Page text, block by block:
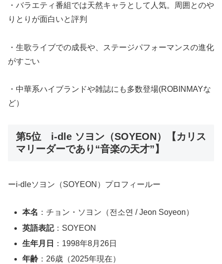
・バラエティ番組では天然キャラとして人気。周囲とのや
りとりが面白いと評判
・生歌ライブでの成長や、ステージパフォーマンスの進化
がすごい
・中華系ハイブランドや雑誌にも多数登場(ROBINMAYな
ど）
第5位 i-dle ソヨン（SOYEON）【カリス
マリーダーであり“音楽の天才”】
ーi-dleソヨン（SOYEON）プロフィールー
本名 ：チョン・ソヨン（전소연 / Jeon Soyeon）
英語表記：SOYEON
生年月日
：1998年8月26日
年齢 ：26歳（2025年現在）